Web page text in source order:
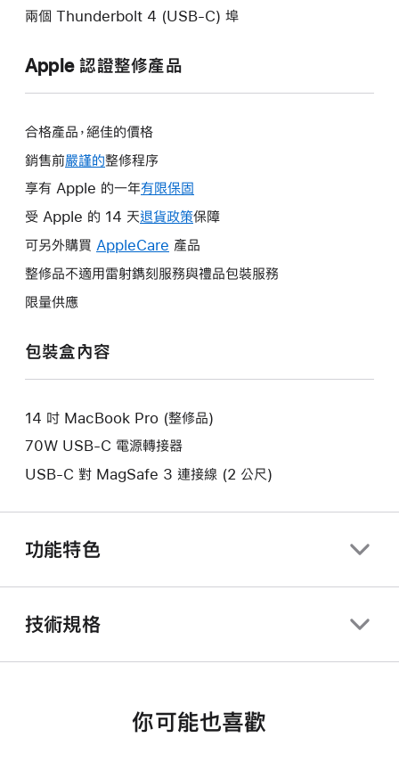
兩個 Thunderbolt 4 (USB-C) 埠
Apple 認證整修產品
合格產品，絕佳的價格
銷售前嚴謹的整修程序
享有 Apple 的一年有限保固
會
新
視
受 Apple 的 14 天退貨政策這
會
新
保障
可另外購買 AppleCare 這
會
開
產品
整修品不適用雷射鐫刻服務與禮品包裝服務
限量供應
包裝盒內容
14 吋 MacBook Pro (整修品)
70W USB-C 電源轉接器
USB-C 對 MagSafe 3 連接線 (2 公尺)
功能特色
技術規格
你可能也喜歡